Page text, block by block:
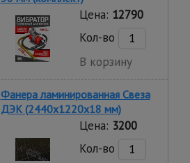
Цена: 12790
Кол-во
В корзину
Фанера ламинированная Свеза
ДЭК (2440х1220х18 мм)
Цена: 3200
Кол-во